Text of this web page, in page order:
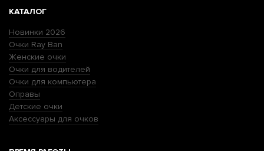
КАТАЛОГ
Новинки 2026
Очки Ray Ban
Женские очки
Очки для водителей
Очки для компьютера
Оправы
Детские очки
Аксессуары для очков